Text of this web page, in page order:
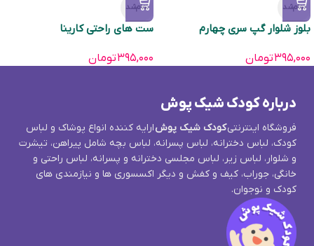
تمام‌شد
بلوز شلوار گپ سری چهارم
۳۹۵,۰۰۰تومان
تمام‌شد
ست های راحتی کارینا
۳۹۵,۰۰۰تومان
درباره کودک شیک پوش
فروشگاه اینترنتیکودک شیک پوشارایه کننده انواع پوشاک و لباس
کودک، لباس دخترانه، لباس پسرانه، لباس بچه شامل پیراهن، تیشرت
و شلوار، لباس زیر، لباس مجلسی دخترانه و پسرانه، لباس راحتی و
خانگی، جوراب، کیف و کفش و دیگر اکسسوری ها و نیازمندی های
کودک و نوجوان.